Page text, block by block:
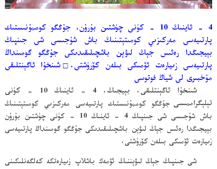
4 - ئاينىڭ 10 - كۈنى چۈشتىن بۇرۇن، جۇڭگو كوممۇنىستىك
پارتىيەسى مەركىزىي كومىتېتىنىڭ باش شۇجىسى شى جىنپىڭ
بېيجىڭدا رەئىس جېڭ لىۋېن باشچىلىقىدىكى جۇڭگو گومىنداڭ
پارتىيەسى زىيارەت ئۆمىكى بىلەن كۆرۈشتى. □شىنخۇا ئاگېنتلىقى
مۇخبىرى لى شياڭ فوتوسى
شىنخۇا ئاگېنتلىقى، بېيجىڭ، 4 - ئاينىڭ 10 - كۈنى
تېلېگراممىسى جۇڭگو كوممۇنىستىك پارتىيەسى مەركىزىي كومىتېتىنىڭ
باش شۇجىسى شى جىنپىڭ 4 - ئاينىڭ 10 - كۈنى چۈشتىن بۇرۇن
بېيجىڭدا رەئىس جېڭ لىۋېن باشچىلىقىدىكى جۇڭگو گومىنداڭ پارتىيەسى
زىيارەت ئۆمىكى بىلەن كۆرۈشتى.
شى جىنپىڭ جېڭ لىۋېننىڭ ئۆمەك باشلاپ زىيارەتكە كەلگەنلىكىنى